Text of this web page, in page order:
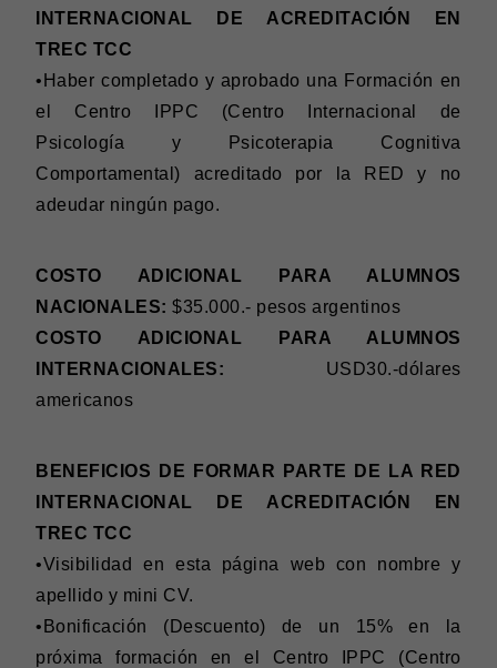
INTERNACIONAL DE ACREDITACIÓN EN
TREC TCC
•Haber completado y aprobado una Formación en
el Centro IPPC (Centro Internacional de
Psicología y Psicoterapia Cognitiva
Comportamental) acreditado por la RED y no
adeudar ningún pago.
COSTO ADICIONAL PARA ALUMNOS
NACIONALES: $35.000.- pesos argentinos
COSTO ADICIONAL PARA ALUMNOS
INTERNACIONALES: USD30.-dólares
americanos
BENEFICIOS DE FORMAR PARTE DE LA RED
INTERNACIONAL DE ACREDITACIÓN EN
TREC TCC
•Visibilidad en esta página web con nombre y
apellido y mini CV.
•Bonificación (Descuento) de un 15% en la
próxima formación en el Centro IPPC (Centro